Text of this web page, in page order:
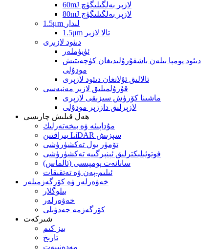
60mJ لازېر بەلگىلىگۈچ
80mJ لازېر بەلگىلىگۈچ
1.5μm لىدار
1.5μm تالا لازېر
دىئود لازېرى
ئۈيۈملەر
دىئود پومپا بىلەن باشقۇرۇلىدىغان كۈچەيتىش
مودۇلى
تالالىق ئۇلانغان دىئود لازېرى
قۇرۇلمىلىق لازېر مەنبەسى
ماشىنا كۆرۈش سىزىقى لازېرى
لازېرلىق داززېر مودۇلى
ھەل قىلىش چارىسى
مۇداپىئە ۋە بىخەتەرلىك
يىراقتىن LiDAR سېزىش
تۆمۈر يول تەكشۈرۈشى
فوتوئېلېكترلىق ئېنېرگىيە تەكشۈرۈشى
سانائەت پومپىسى (ئالماس)
ئىلىم-پەن ۋە تەتقىقات
خەۋەرلەر ۋە كۆرگەزمىلەر
بىلوگلار
خەۋەرلەر
كۆرگەزمە جەدۋىلى
شىركەت
بىز كىم
تارىخ
مەدەنىيەت